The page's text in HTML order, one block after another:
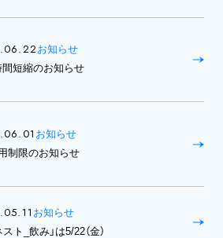
お知らせ
短縮のお知らせ
お知らせ
制限のお知らせ
お知らせ
スト_飲み」は5/22（金）